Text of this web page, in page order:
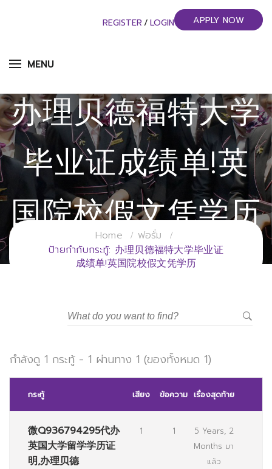
MENU
REGISTER / LOGIN APPLY NOW
办理贝德福特大学
毕业证成绩单!英
国院校假文凭学历
วิทยาลัยการจัดการอุตสาหกรรมบริการ
มหาวิทยาลัยราชภัฏสวนสุนันทา
Home
ฟอรั่ม
ป้ายกำกับกระทู้: 办理贝德福特大学毕业证
成绩单!英国院校假文凭学历
กำลังดู 1 กระทู้ - 1 ผ่านทาง 1 (ของทั้งหมด 1)
กระทู้ เสียง ข้อความ เรื่องสุดท้าย
微Q936794295代办
英国大学留学学历证
明,办理贝德
1 1
5 Years, 2
Months มา
แล้ว